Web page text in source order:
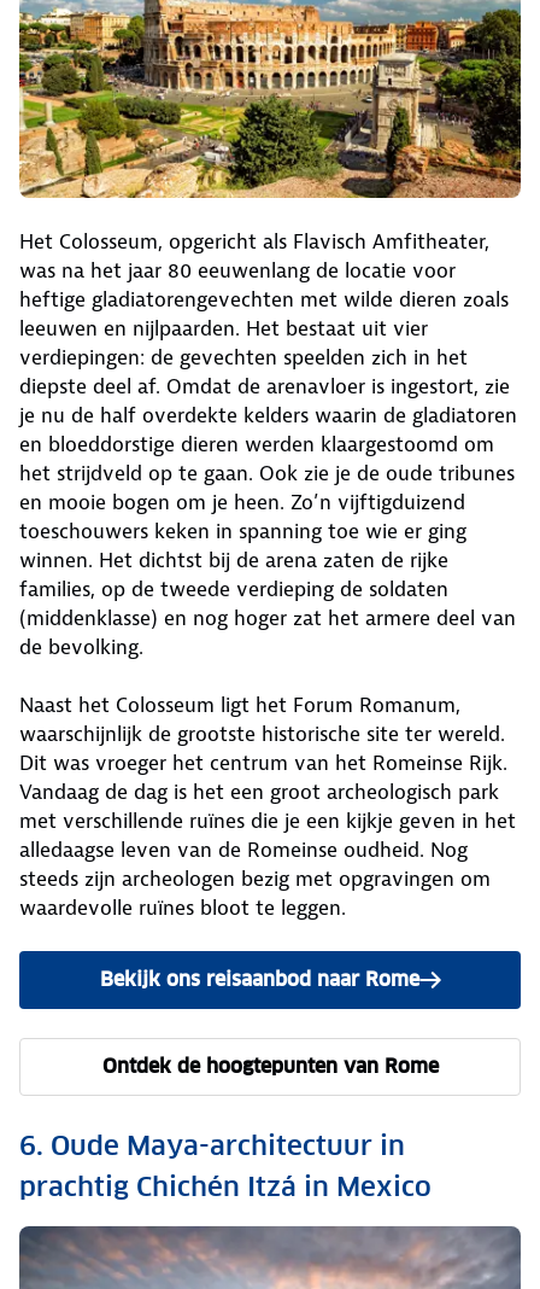
Het Colosseum, opgericht als Flavisch Amfitheater,
was na het jaar 80 eeuwenlang de locatie voor
heftige gladiatorengevechten met wilde dieren zoals
leeuwen en nijlpaarden. Het bestaat uit vier
verdiepingen: de gevechten speelden zich in het
diepste deel af. Omdat de arenavloer is ingestort, zie
je nu de half overdekte kelders waarin de gladiatoren
en bloeddorstige dieren werden klaargestoomd om
het strijdveld op te gaan. Ook zie je de oude tribunes
en mooie bogen om je heen. Zo’n vijftigduizend
toeschouwers keken in spanning toe wie er ging
winnen. Het dichtst bij de arena zaten de rijke
families, op de tweede verdieping de soldaten
(middenklasse) en nog hoger zat het armere deel van
de bevolking.
Naast het Colosseum ligt het Forum Romanum,
waarschijnlijk de grootste historische site ter wereld.
Dit was vroeger het centrum van het Romeinse Rijk.
Vandaag de dag is het een groot archeologisch park
met verschillende ruïnes die je een kijkje geven in het
alledaagse leven van de Romeinse oudheid. Nog
steeds zijn archeologen bezig met opgravingen om
waardevolle ruïnes bloot te leggen.
Bekijk ons reisaanbod naar Rome
Ontdek de hoogtepunten van Rome
6. Oude Maya-architectuur in
prachtig Chichén Itzá in Mexico